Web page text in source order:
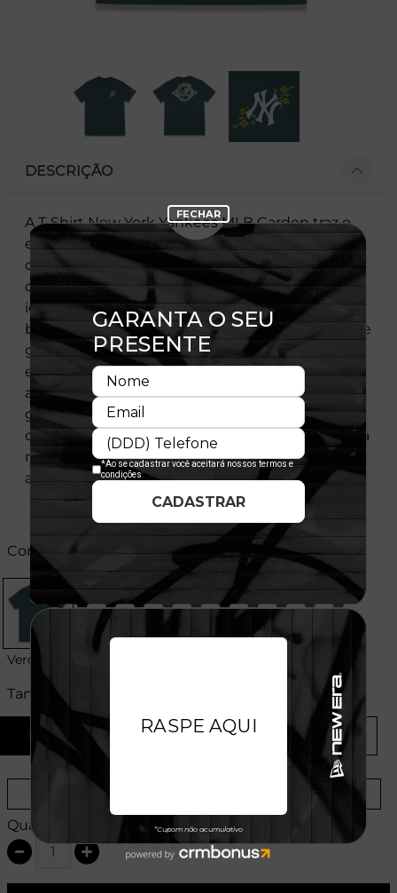
DESCRIÇÃO
A T-Shirt New York Yankees MLB Garden traz o
equilíbrio perfeito entre o clássico e o
contemporâneo. Em tom verde, a peça se
destaca pelo visual diferenciado e pela
identidade icônica do time mais lendário do
baseball. Com estampa frontal minimalista e arte
gráfica nas costas inspirada no universo
esportivo, a camiseta entrega estilo urbano com
autenticidade. Confeccionada em algodão,
garante conforto no dia a dia e versatilidade para
compor looks streetwear. Ideal para quem busca
representar o New York Yankees com uma
abordagem moderna e fora do óbvio.
Cores:
Verde
Tamanhos:
M G GG
Provador Virtual Tabela de Medidas
Quantidade: